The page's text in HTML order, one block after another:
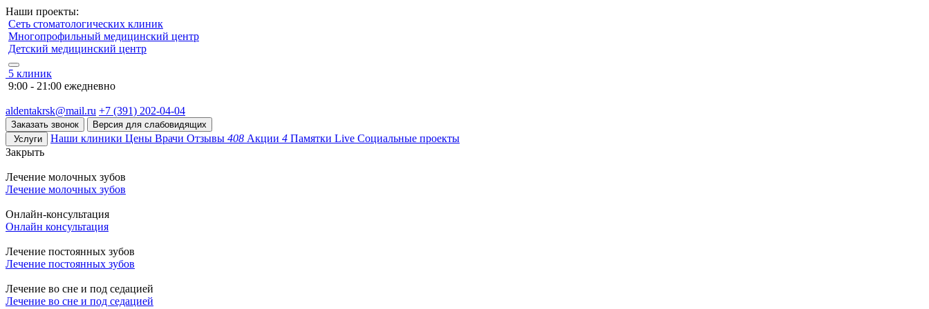
Наши проекты:
Сеть стоматологических клиник
Многопрофильный медицинский центр
Детский медицинский центр
5 клиник
9:00 - 21:00 ежедневно
aldentakrsk@mail.ru +7 (391) 202-04-04
Заказать звонок
Версия для слабовидящих
Услуги
Наши клиники Цены Врачи Отзывы 408 Акции 4 Памятки Live Социальные проекты
Закрыть
Лечение молочных зубов
Лечение молочных зубов
Онлайн-консультация
Онлайн консультация
Лечение постоянных зубов
Лечение постоянных зубов
Лечение во сне и под седацией
Лечение во сне и под седацией